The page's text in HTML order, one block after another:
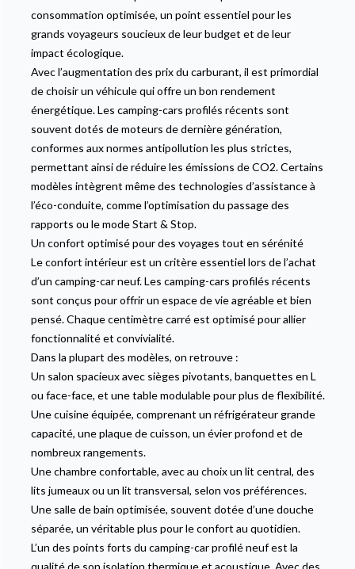
consommation optimisée, un point essentiel pour les
grands voyageurs soucieux de leur budget et de leur
impact écologique.
Avec l’augmentation des prix du carburant, il est primordial
de choisir un véhicule qui offre un bon rendement
énergétique. Les camping-cars profilés récents sont
souvent dotés de moteurs de dernière génération,
conformes aux normes antipollution les plus strictes,
permettant ainsi de réduire les émissions de CO2. Certains
modèles intègrent même des technologies d’assistance à
l’éco-conduite, comme l’optimisation du passage des
rapports ou le mode Start & Stop.
Un confort optimisé pour des voyages tout en sérénité
Le confort intérieur est un critère essentiel lors de l’achat
d’un camping-car neuf. Les camping-cars profilés récents
sont conçus pour offrir un espace de vie agréable et bien
pensé. Chaque centimètre carré est optimisé pour allier
fonctionnalité et convivialité.
Dans la plupart des modèles, on retrouve :
Un salon spacieux avec sièges pivotants, banquettes en L
ou face-face, et une table modulable pour plus de flexibilité.
Une cuisine équipée, comprenant un réfrigérateur grande
capacité, une plaque de cuisson, un évier profond et de
nombreux rangements.
Une chambre confortable, avec au choix un lit central, des
lits jumeaux ou un lit transversal, selon vos préférences.
Une salle de bain optimisée, souvent dotée d’une douche
séparée, un véritable plus pour le confort au quotidien.
L’un des points forts du camping-car profilé neuf est la